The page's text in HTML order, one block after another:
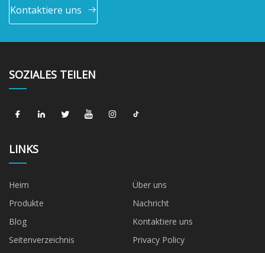
Kontaktiere uns
SOZIALES TEILEN
LINKS
Heim
Über uns
Produkte
Nachricht
Blog
Kontaktiere uns
Seitenverzeichnis
Privacy Policy